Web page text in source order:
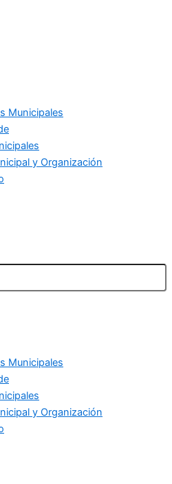
Municipales
y Organización
Municipales
y Organización